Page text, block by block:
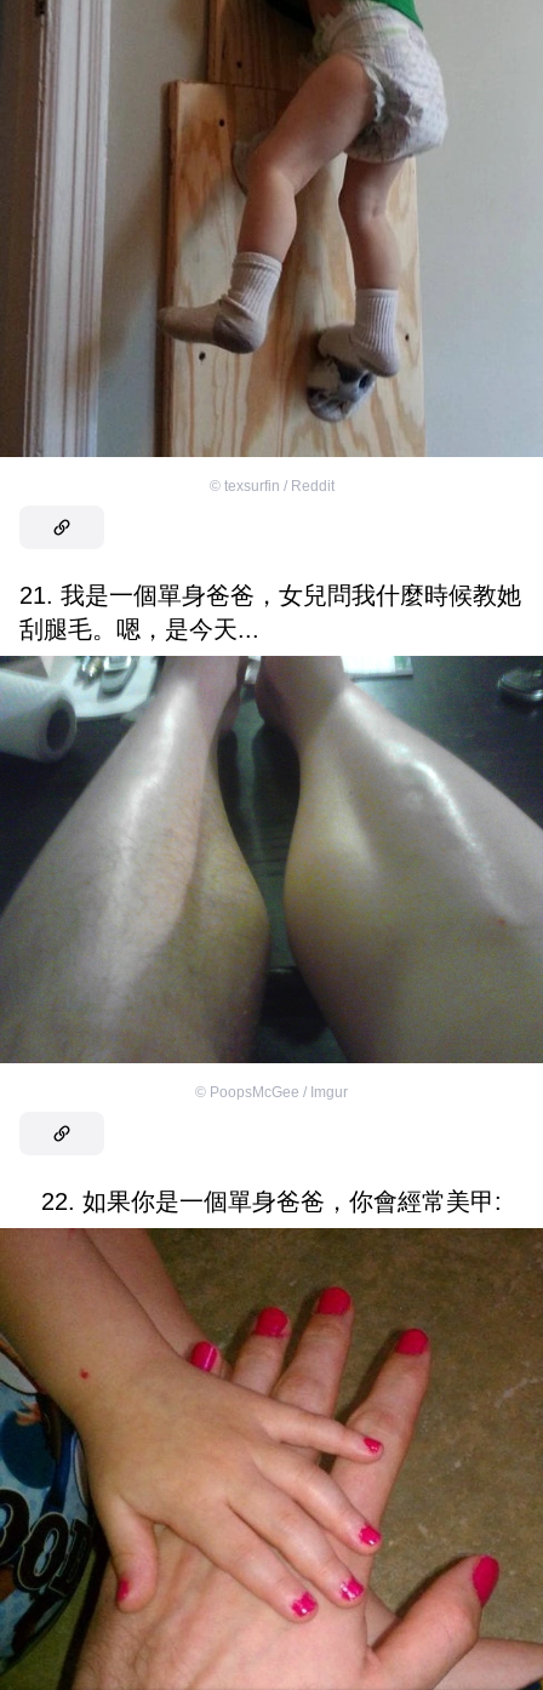
© texsurfin / Reddit
21. 我是一個單身爸爸，女兒問我什麼時候教她
刮腿毛。嗯，是今天...
© PoopsMcGee / Imgur
22. 如果你是一個單身爸爸，你會經常美甲: